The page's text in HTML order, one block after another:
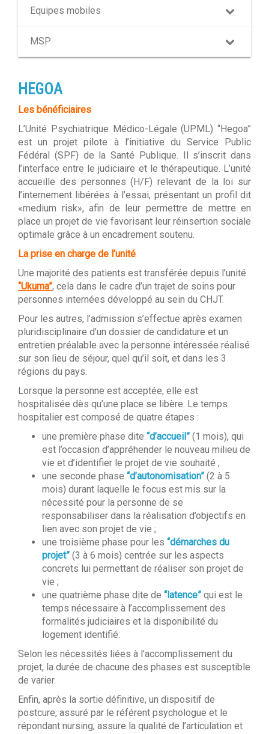
Equipes mobiles
MSP
HEGOA
Les bénéficiaires
L’Unité Psychiatrique Médico-Légale (UPML) “Hegoa”
est un projet pilote à l’initiative du Service Public
Fédéral (SPF) de la Santé Publique. Il s’inscrit dans
l’interface entre le judiciaire et le thérapeutique. L’unité
accueille des personnes (H/F) relevant de la loi sur
l’internement libérées à l’essai, présentant un profil dit
«medium risk», afin de leur permettre de mettre en
place un projet de vie favorisant leur réinsertion sociale
optimale grâce à un encadrement soutenu.
La prise en charge de l’unité
Une majorité des patients est transférée depuis l’unité
“Ukuma”, cela dans le cadre d’un trajet de soins pour
personnes internées développé au sein du CHJT.
Pour les autres, l’admission s’effectue après examen
pluridisciplinaire d’un dossier de candidature et un
entretien préalable avec la personne intéressée réalisé
sur son lieu de séjour, quel qu’il soit, et dans les 3
régions du pays.
Lorsque la personne est acceptée, elle est
hospitalisée dès qu’une place se libère. Le temps
hospitalier est composé de quatre étapes :
une première phase dite “d’accueil” (1 mois), qui
est l’occasion d’appréhender le nouveau milieu de
vie et d’identifier le projet de vie souhaité ;
une seconde phase “d’autonomisation” (2 à 5
mois) durant laquelle le focus est mis sur la
nécessité pour la personne de se
responsabiliser dans la réalisation d’objectifs en
lien avec son projet de vie ;
une troisième phase pour les “démarches du
projet” (3 à 6 mois) centrée sur les aspects
concrets lui permettant de réaliser son projet de
vie ;
une quatrième phase dite de “latence” qui est le
temps nécessaire à l’accomplissement des
formalités judiciaires et la disponibilité du
logement identifié.
Selon les nécessités liées à l’accomplissement du
projet, la durée de chacune des phases est susceptible
de varier.
Enfin, après la sortie définitive, un dispositif de
postcure, assuré par le référent psychologue et le
répondant nursing, assure la qualité de l’articulation et